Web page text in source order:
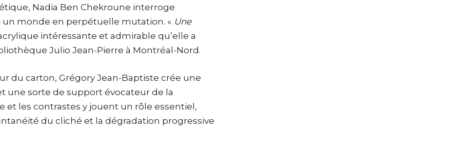
Nadia Ben Chekroune interroge
un monde en perpétuelle mutation. « Une
intéressante et admirable qu’elle a
Julio Jean-Pierre à Montréal-Nord.
du carton, Grégory Jean-Baptiste crée une
une sorte de support évocateur de la
et les contrastes y jouent un rôle essentiel,
du cliché et la dégradation progressive